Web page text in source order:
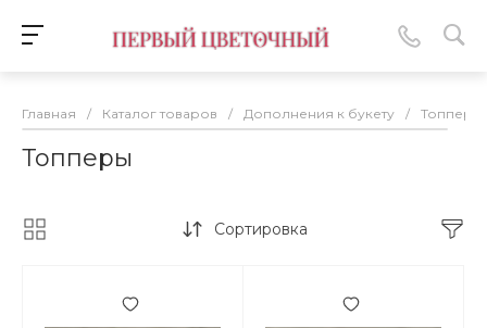
Главная / Каталог товаров / Дополнения к букету / Топперы
Топперы
Сортировка